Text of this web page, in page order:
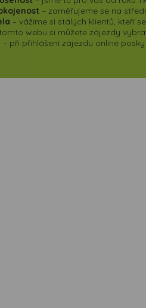
– zaměřujeme se na
– vážíme si stálých klientů, kteří
webu si můžete zájezdy
– při přihlášení zájezdu online